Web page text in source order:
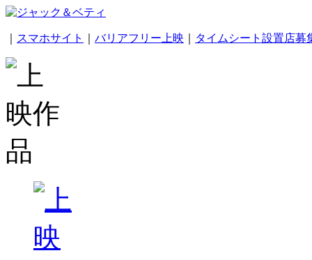
スマホサイト バリアフリー上映 タイムシート設置店募